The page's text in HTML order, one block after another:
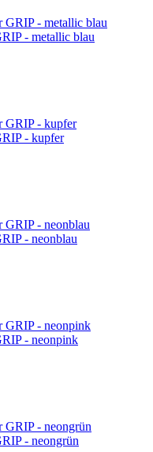
- metallic blau
- kupfer
- neonblau
- neonpink
- neongrün